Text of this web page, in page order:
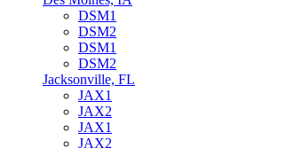
DSM1
DSM2
DSM1
DSM2
Jacksonville, FL
JAX1
JAX2
JAX1
JAX2